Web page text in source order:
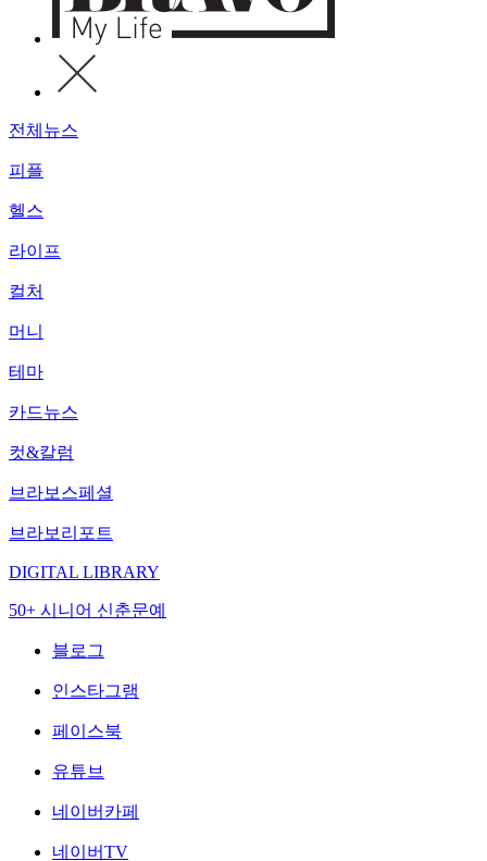
전체뉴스
피플
헬스
라이프
컬처
머니
테마
카드뉴스
컷&칼럼
브라보스페셜
브라보리포트
DIGITAL LIBRARY
50+ 시니어 신춘문예
블로그
인스타그램
페이스북
유튜브
네이버카페
네이버TV